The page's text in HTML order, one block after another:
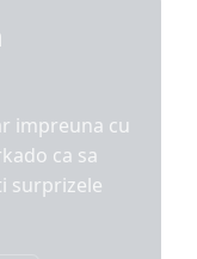
impreuna cu
ca sa
surprizele